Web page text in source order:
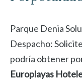
Parque Denia
Despacho:
podría obtener
Europlayas